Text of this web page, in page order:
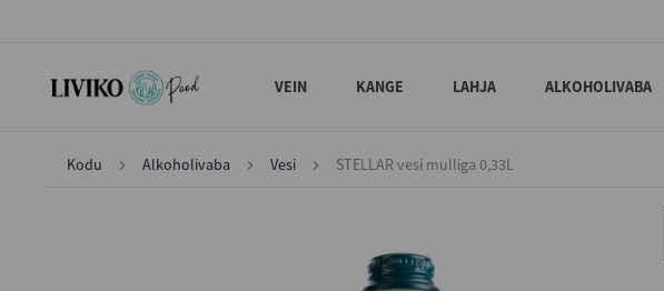
VEIN KANGE LAHJA ALKOHOLIVABA
Kodu Alkoholivaba Vesi STELLAR vesi mulliga 0,33L